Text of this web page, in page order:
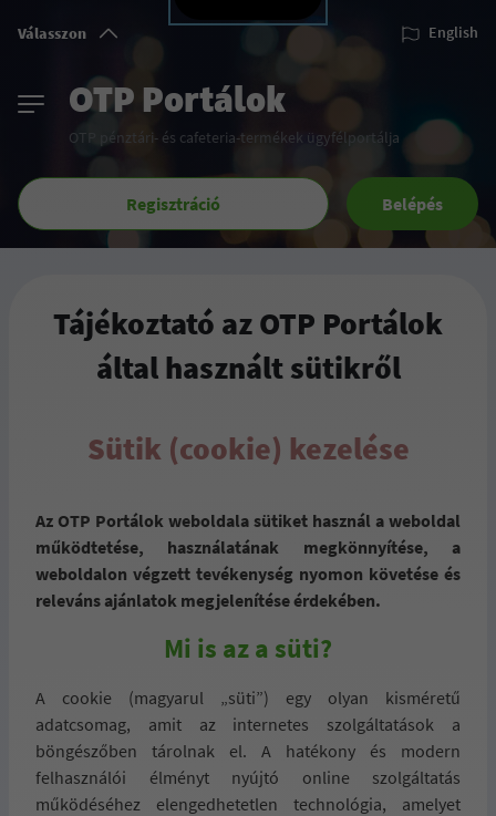
Válasszon English
OTP Portálok
OTP pénztári- és cafeteria-termékek ügyfélportálja
Regisztráció Belépés
Tájékoztató az OTP Portálok
által használt sütikről
Sütik (cookie) kezelése
Az OTP Portálok weboldala sütiket használ a weboldal
működtetése, használatának megkönnyítése, a
weboldalon végzett tevékenység nyomon követése és
releváns ajánlatok megjelenítése érdekében.
Mi is az a süti?
A cookie (magyarul „süti”) egy olyan kisméretű
adatcsomag, amit az internetes szolgáltatások a
böngészőben tárolnak el. A hatékony és modern
felhasználói élményt nyújtó online szolgáltatás
működéséhez elengedhetetlen technológia, amelyet